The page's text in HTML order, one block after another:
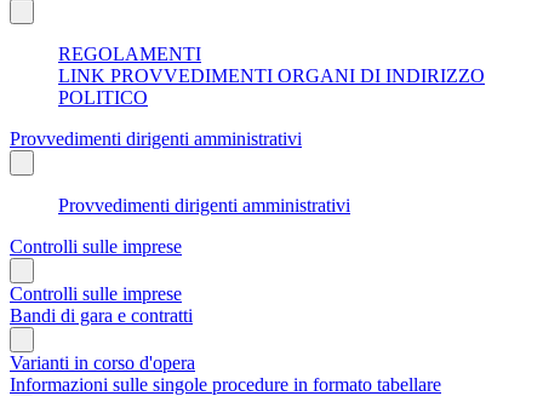
REGOLAMENTI
LINK PROVVEDIMENTI ORGANI DI INDIRIZZO
POLITICO
Provvedimenti dirigenti amministrativi
Provvedimenti dirigenti amministrativi
Controlli sulle imprese
Controlli sulle imprese
Bandi di gara e contratti
Varianti in corso d'opera
Informazioni sulle singole procedure in formato tabellare